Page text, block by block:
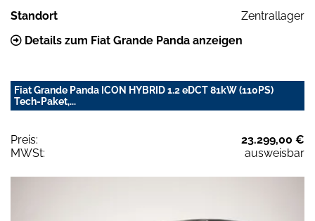
Standort
Zentrallager
Details zum Fiat Grande Panda anzeigen
Fiat Grande Panda ICON HYBRID 1.2 eDCT 81kW (110PS)
Tech-Paket,...
Preis:
23.299,00 €
MWSt:
ausweisbar